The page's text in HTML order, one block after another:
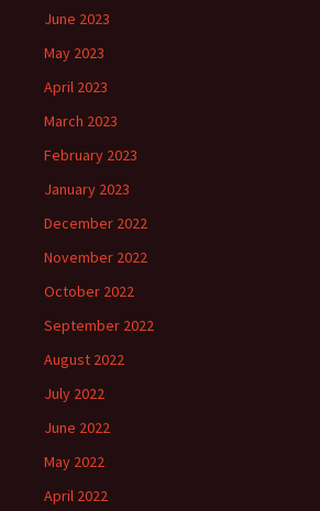
June 2023
May 2023
April 2023
March 2023
February 2023
January 2023
December 2022
November 2022
October 2022
September 2022
August 2022
July 2022
June 2022
May 2022
April 2022